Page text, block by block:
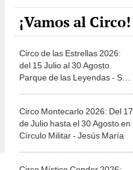
¡Vamos al Circo!
Circo de las Estrellas 2026:
del 15 Julio al 30 Agosto.
Parque de las Leyendas - San
Circo Montecarlo 2026: Del 17
de Julio hasta el 30 Agosto en
Círculo Militar - Jesús María